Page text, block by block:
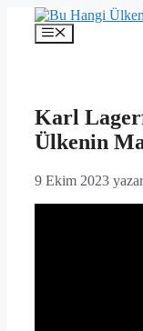
İçeriğe
Menü
Karl
Ülkenin
9 Ekim 2023